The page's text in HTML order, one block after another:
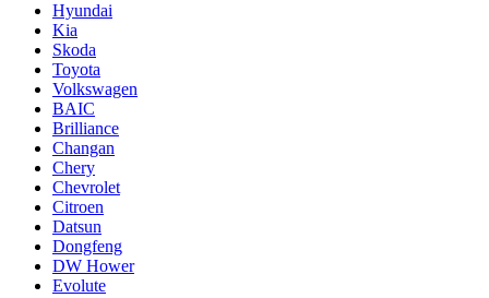
Hyundai
Kia
Skoda
Toyota
Volkswagen
BAIC
Brilliance
Changan
Chery
Chevrolet
Citroen
Datsun
Dongfeng
DW Hower
Evolute